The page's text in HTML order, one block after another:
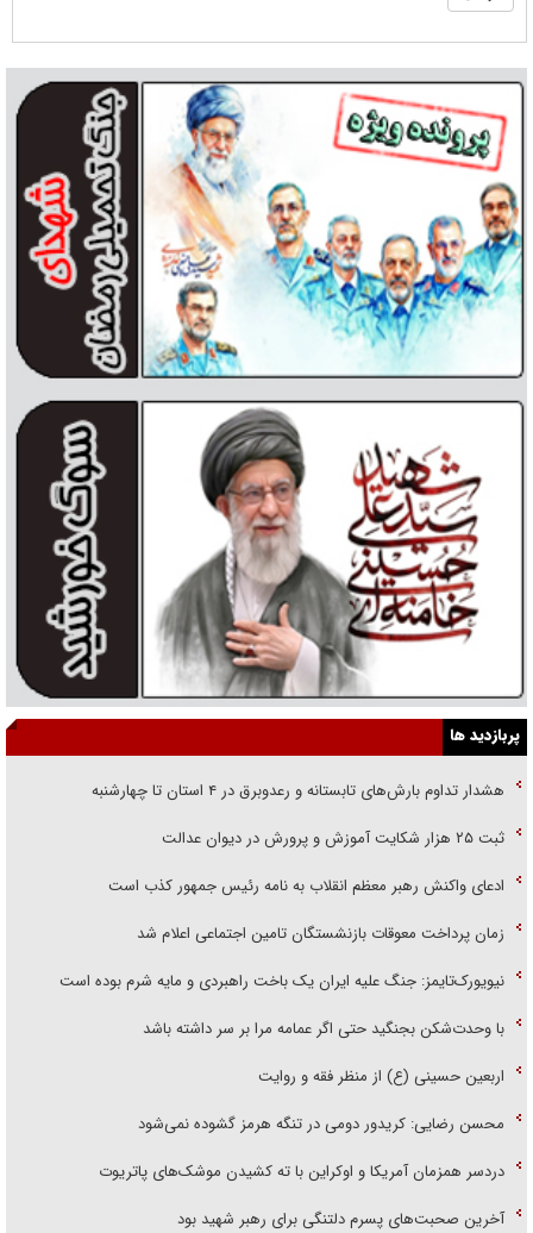
پربازدید ها
هشدار تداوم بارش‌های تابستانه و رعدوبرق در ۴ استان تا چهارشنبه
ثبت ۲۵ هزار شکایت آموزش و پرورش در دیوان عدالت
ادعای واکنش رهبر معظم انقلاب به نامه رئیس جمهور کذب است
زمان پرداخت معوقات بازنشستگان تامین اجتماعی اعلام شد
نیویورک‌تایمز: جنگ علیه ایران یک باخت راهبردی و مایه شرم بوده است
با وحدت‌شکن بجنگید حتی اگر عمامه مرا بر سر داشته باشد
اربعین حسینی (ع) از منظر فقه و روایت
محسن رضایی: کریدور دومی در تنگه هرمز گشوده نمی‌شود
دردسر همزمان آمریکا و اوکراین با ته کشیدن موشک‌های پاتریوت
آخرین صحبت‌های پسرم دلتنگی برای رهبر شهید بود